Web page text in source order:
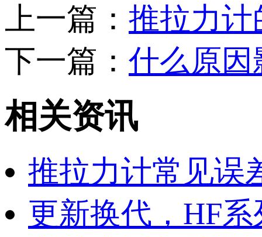
上一篇： 推拉力
下一篇： 什么原
相关资讯
推拉力计常见误
更新换代，HF